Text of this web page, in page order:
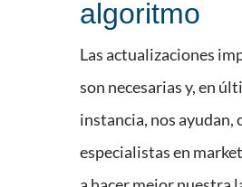
algoritmo
Las actualizaciones
son necesarias y, en
instancia, nos ayudan,
especialistas en